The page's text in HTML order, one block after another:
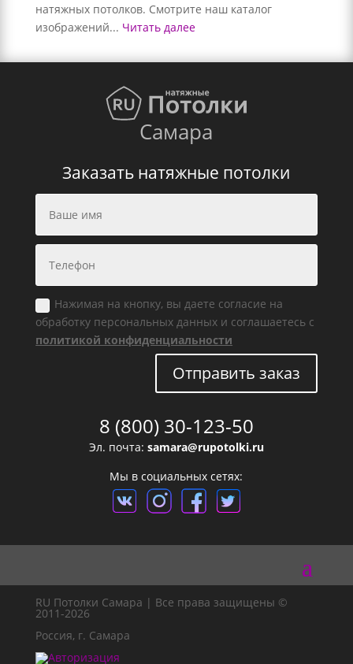
натяжных потолков. Смотрите наш каталог
изображений... Читать далее
Самара
Заказать натяжные потолки
Нажимая на кнопку, вы даете согласие на
обработку персональных данных и соглашаетесь с
политикой конфиденциальности
Отправить заказ
8 (800) 30-123-50
Эл. почта: samara@rupotolki.ru
Мы в социальных сетях:
RU Потолки Самара | Все права защищены ©
2011-2026
Россия, г. Самара